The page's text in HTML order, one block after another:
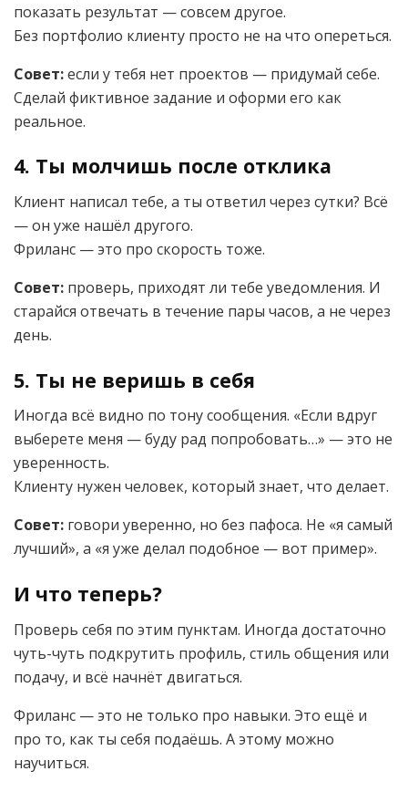
показать результат — совсем другое.
Без портфолио клиенту просто не на что опереться.
Совет:если у тебя нет проектов — придумай себе.
Сделай фиктивное задание и оформи его как
реальное.
4. Ты молчишь после отклика
Клиент написал тебе, а ты ответил через сутки? Всё
— он уже нашёл другого.
Фриланс — это про скорость тоже.
Совет: проверь, приходят ли тебе уведомления. И
старайся отвечать в течение пары часов, а не через
день.
5. Ты не веришь в себя
Иногда всё видно по тону сообщения. «Если вдруг
выберете меня — буду рад попробовать…» — это не
уверенность.
Клиенту нужен человек, который знает, что делает.
Совет: говори уверенно, но без пафоса. Не «я самый
лучший», а «я уже делал подобное — вот пример».
И что теперь?
Проверь себя по этим пунктам. Иногда достаточно
чуть-чуть подкрутить профиль, стиль общения или
подачу, и всё начнёт двигаться.
Фриланс — это не только про навыки. Это ещё и
про то, как ты себя подаёшь. А этому можно
научиться.